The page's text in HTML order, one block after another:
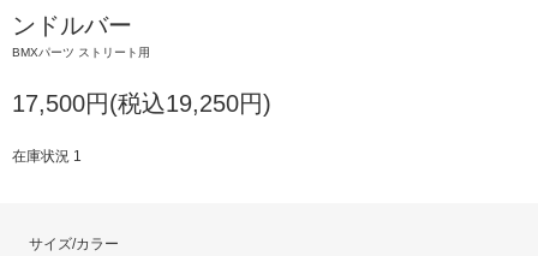
ンドルバー
BMXパーツ ストリート用
17,500円(税込19,250円)
在庫状況 1
サイズ/カラー